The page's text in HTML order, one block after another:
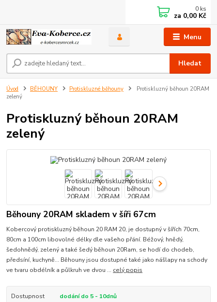
Menu
Hledat
0 ks
za 0,00 Kč
Úvod BĚHOUNY Protiskluzné běhouny
Protiskluzný běhoun 20RAM
zelený
Protiskluzný běhoun 20RAM
zelený
Běhouny 20RAM skladem v šíři 67cm
Kobercový protiskluzný běhoun 20 RAM 20, je dostupný v šířích 70cm,
80cm a 100cm libovolné délky dle vašeho přání. Béžový, hnědý,
šedohnědý, zelený a také šedý běhoun 20Ram, se hodí do chodeb,
předsíní, kuchyně... Běhouny jsou dostupné také jako nášlapy na schody
ve tvaru obdélník a půlkruh ve dvou ... celý popis
Dostupnost
dodání do 5 - 10dnů